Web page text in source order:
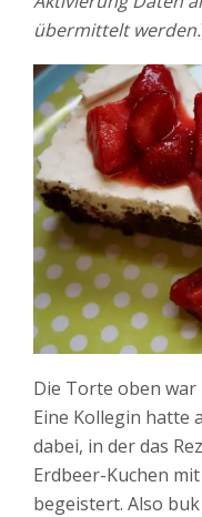
übermittelt werden.
Die Torte oben
Eine Kollegin hatte
dabei, in der das
Erdbeer-Kuchen
begeistert. Also